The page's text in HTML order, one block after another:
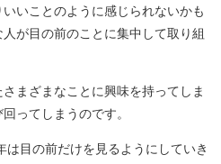
いことのように感じられないかも
が目の前のことに集中して取り組
まざまなことに興味を持ってしま
ってしまうのです。
目の前だけを見るようにしていき